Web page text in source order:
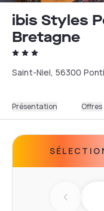
ibis Styles
Bretagne
Saint-Niel, 56300
Présentation Offres